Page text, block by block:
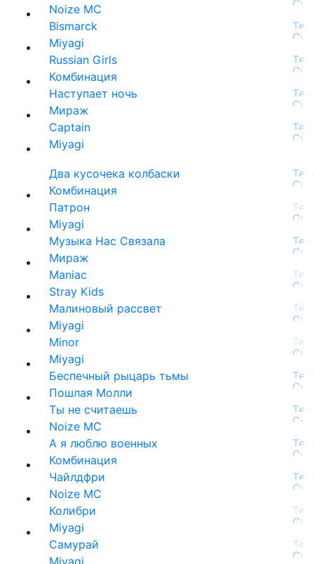
Noize MC
Bismarck
Miyagi
Russian Girls
Комбинация
Наступает ночь
Мираж
Captain
Miyagi
Два кусочека колбаски
Комбинация
Патрон
Miyagi
Музыка Нас Связала
Мираж
Maniac
Stray Kids
Малиновый рассвет
Miyagi
Minor
Miyagi
Беспечный рыцарь тьмы
Пошлая Молли
Ты не считаешь
Noize MC
А я люблю военных
Комбинация
Чайлдфри
Noize MC
Колибри
Miyagi
Самурай
Miyagi